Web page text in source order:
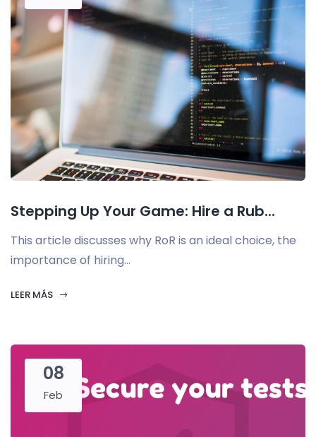
Stepping Up Your Game: Hire a Rub...
This article discusses why RoR is an ideal choice, the
importance of hiring...
LEER MÁS
08
Feb